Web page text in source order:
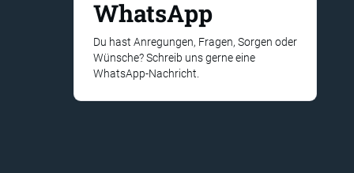
WhatsApp
Du hast Anregungen, Fragen, Sorgen oder
Wünsche? Schreib uns gerne eine
WhatsApp-Nachricht.